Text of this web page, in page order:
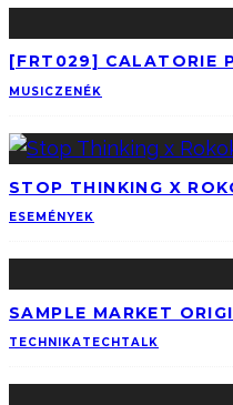
[FRT029] CALATORIE
MUSICZENÉK
STOP THINKING X
ESEMÉNYEK
SAMPLE MARKET
TECHNIKATECHTALK